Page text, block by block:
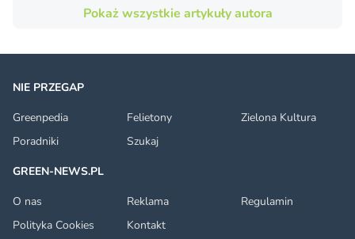
Pokaż wszystkie artykuły autora
NIE PRZEGAP
Greenpedia
Felietony
Zielona Kultura
Poradniki
Szukaj
GREEN-NEWS.PL
O nas
Reklama
Regulamin
Polityka Cookies
Kontakt